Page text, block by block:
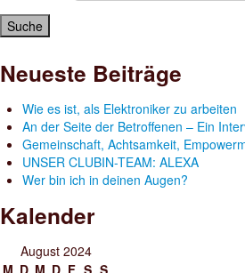
Neueste Beiträge
Wie es ist, als Elektroniker zu arbeiten
An der Seite der Betroffenen – Ein
Gemeinschaft, Achtsamkeit,
UNSER CLUBIN-TEAM: ALEXA
Wer bin ich in deinen Augen?
Kalender
August 2024